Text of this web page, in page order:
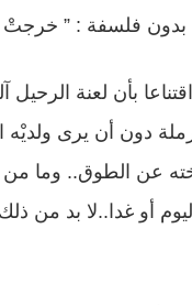
بدون فلسفة : ” خرجتْ
بأن لعنة الرحيل
دون أن يرى ولديْه
عن الطوق.. وما
أو غدا..لا بد من